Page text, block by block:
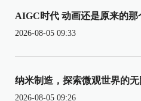
AIGC时代 动画还是原来的那
2026-08-05 09:33
纳米制造，探索微观世界的
2026-08-05 09:26